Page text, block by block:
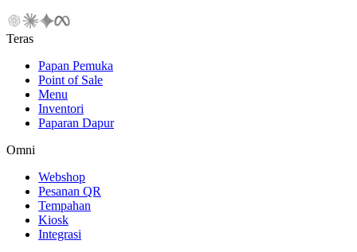
Teras
Papan Pemuka
Point of Sale
Menu
Inventori
Paparan Dapur
Omni
Webshop
Pesanan QR
Tempahan
Kiosk
Integrasi